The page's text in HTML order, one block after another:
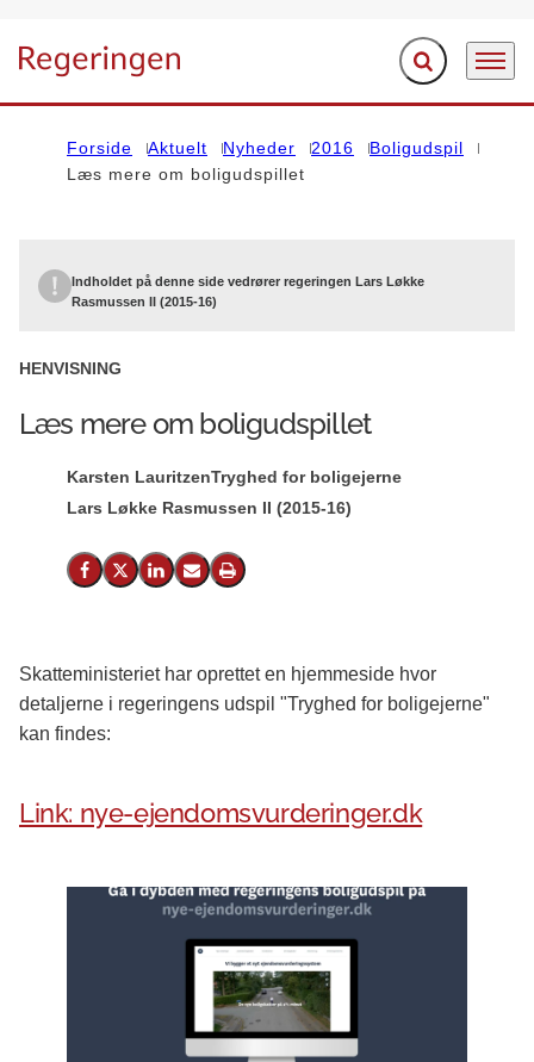
Gå til forsiden Fold søgefelt ud
Menu
Forside Aktuelt Nyheder 2016
Boligudspil
Læs mere om boligudspillet
Indholdet på denne side vedrører regeringen Lars Løkke
Rasmussen II (2015-16)
HENVISNING
Læs mere om boligudspillet
Karsten LauritzenTryghed for boligejerne
Lars Løkke Rasmussen II (2015-16)
Del på Facebook
Del på X (Twitter)
Del på LinkedIn
Send email
Print
Skatteministeriet har oprettet en hjemmeside hvor
detaljerne i regeringens udspil "Tryghed for boligejerne"
kan findes:
Link: nye-ejendomsvurderinger.dk